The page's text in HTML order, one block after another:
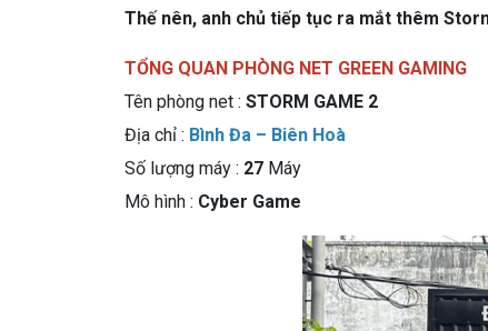
Thế nên, anh chủ tiếp tục ra mắt thêm
TỔNG QUAN PHÒNG NET GREEN GAMING
Tên phòng net : STORM GAME 2
Địa chỉ : Bình Đa – Biên Hoà
Số lượng máy : 27 Máy
Mô hình : Cyber Game